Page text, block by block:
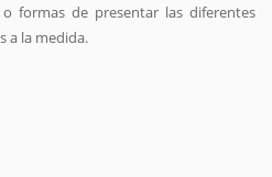
formas de presentar las diferentes
a la medida.